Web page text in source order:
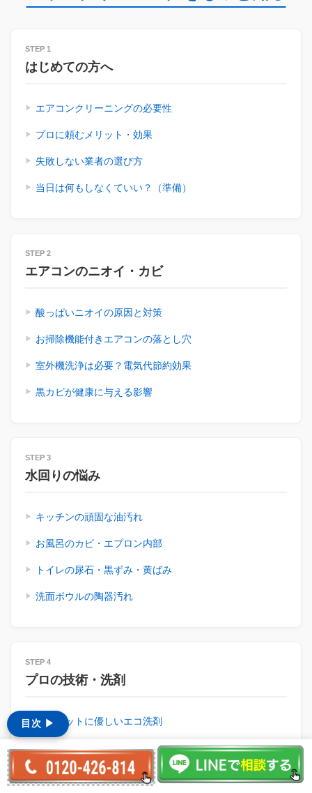
STEP 1
はじめての方へ
エアコンクリーニングの必要性
プロに頼むメリット・効果
失敗しない業者の選び方
当日は何もしなくていい？（準備）
STEP 2
エアコンのニオイ・カビ
酸っぱいニオイの原因と対策
お掃除機能付きエアコンの落とし穴
室外機洗浄は必要？電気代節約効果
黒カビが健康に与える影響
STEP 3
水回りの悩み
キッチンの頑固な油汚れ
お風呂のカビ・エプロン内部
トイレの尿石・黒ずみ・黄ばみ
洗面ボウルの陶器汚れ
STEP 4
プロの技術・洗剤
人とペットに優しいエコ洗剤
高圧洗浄とスチーム洗浄の違い
家具や床を守る「養生」について
目次 ▶︎